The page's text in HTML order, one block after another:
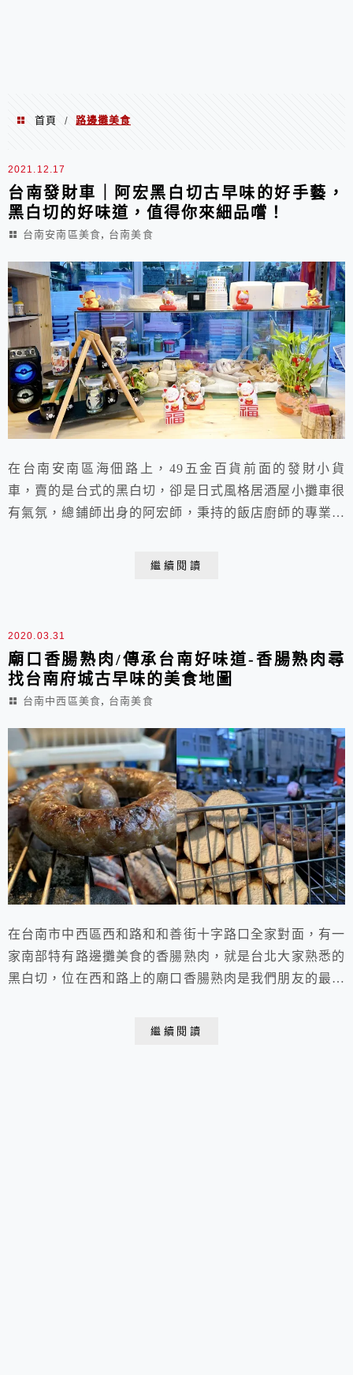
首頁 / 路邊攤美食
路邊攤美食
2021.12.17
台南發財車｜阿宏黑白切古早味的好手藝，
黑白切的好味道，值得你來細品嚐！
台南安南區美食, 台南美食
在台南安南區海佃路上，49五金百貨前面的發財小貨
車，賣的是台式的黑白切，卻是日式風格居酒屋小攤車很
有氣氛，總鋪師出身的阿宏師，秉持的飯店廚師的專業，
繼續閱讀
2020.03.31
廟口香腸熟肉/傳承台南好味道-香腸熟肉尋
找台南府城古早味的美食地圖
台南中西區美食, 台南美食
在台南市中西區西和路和和善街十字路口全家對面，有一
家南部特有路邊攤美食的香腸熟肉，就是台北大家熟悉的
黑白切，位在西和路上的廟口香腸熟肉是我們朋友的最愛
繼續閱讀